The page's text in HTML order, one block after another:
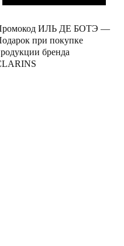
ИЛЬ ДЕ БОТЭ —
при покупке
бренда